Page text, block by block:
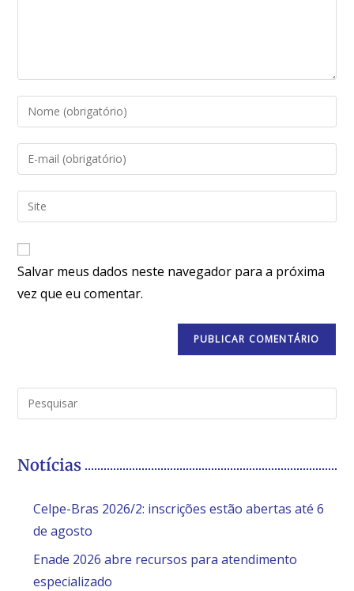
Salvar meus dados neste navegador para a próxima
vez que eu comentar.
Notícias
Celpe-Bras 2026/2: inscrições estão abertas até 6
de agosto
Enade 2026 abre recursos para atendimento
especializado